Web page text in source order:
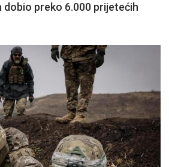
dobio preko 6.000 prijetećih